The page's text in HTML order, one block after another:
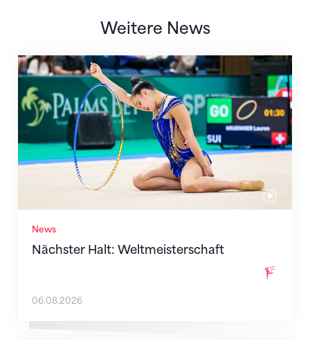
Weitere News
News
Nächster Halt: Weltmeisterschaft
Nächster Halt: Weltmeisterschaft
06.08.2026